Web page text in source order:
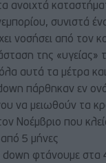
ανοιχτά
συνιστά
νοσήσει από τον
της «υγείας»
αυτά τα μέτρα
πάρθηκαν εν
να μειωθούν τα
Νοέμβριο που
5 μήνες
down φτάνουμε στα